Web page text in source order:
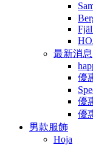
最新消息
優
優
優
男款服飾
Hoja